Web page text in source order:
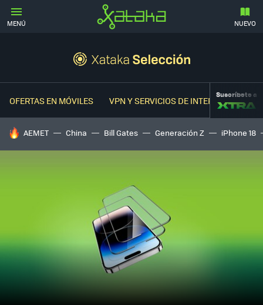
MENÚ NUEVO
OFERTAS EN MÓVILES VPN Y SERVICIOS DE INTERNETSuscríbete a
HOY SE HABLA DE
AEMET China Bill Gates Generación Z iPhone 18